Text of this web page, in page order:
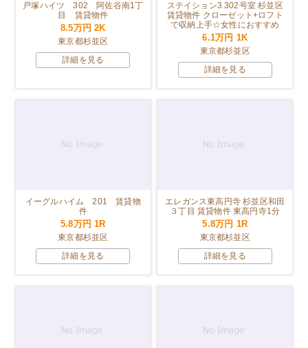
戸塚ハイツ 302 阿佐谷南1丁
目 賃貸物件
8.5万円2K
東京都杉並区
詳細を見る
ステイション3 302号室 杉並区
賃貸物件 クローゼット+ロフト
で収納上手☆女性におすすめ
6.1万円 1K
東京都杉並区
詳細を見る
イーグルハイム 201 賃貸物
件
5.8万円1R
東京都杉並区
詳細を見る
エレガンス東高円寺 杉並区和田
３丁目 賃貸物件 東高円寺1分
5.8万円 1R
東京都杉並区
詳細を見る